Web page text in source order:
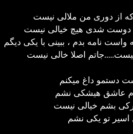
از دوری من ملالی نیست
دوست شدی هیچ خیالی نیست
نامه بدم ، ببینی با یکی دیگم
اصلا خالی نیست
دستمو داغ میکنم
عاشق هیشکی نشم
بشم خیالی نیست
اسیر تو یکی نشم